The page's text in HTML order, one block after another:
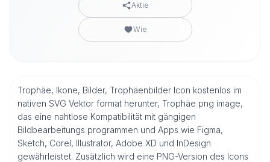
Aktie
Wie
Trophäe, Ikone, Bilder, Trophäenbilder Icon kostenlos im
nativen SVG Vektor format herunter, Trophäe png image,
das eine nahtlose Kompatibilität mit gängigen
Bildbearbeitungs programmen und Apps wie Figma,
Sketch, Corel, Illustrator, Adobe XD und InDesign
gewährleistet. Zusätzlich wird eine PNG-Version des Icons